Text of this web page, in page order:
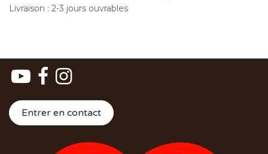
Livraison : 2-3 jours ouvrables
Entrer en contact